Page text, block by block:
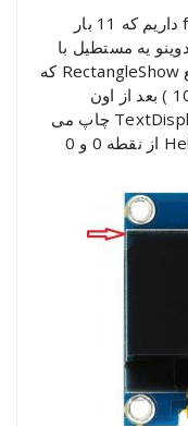
قسمت 6 : توی این قسمت یه حلقه for داریم که 11 بار
یه مستطیل با
لبه های گرد میکشه ( با استفاده از تابع RectangleShow که
خودمون تعریفش می کنیم تو قسمت 10 ) بعد از اون
شماره حلقه یا همون i رو با دستور TextDisplay چاپ می
کنه . دقت کنید تو قسمت 5 عبارت Hello از نقطه 0 و 0